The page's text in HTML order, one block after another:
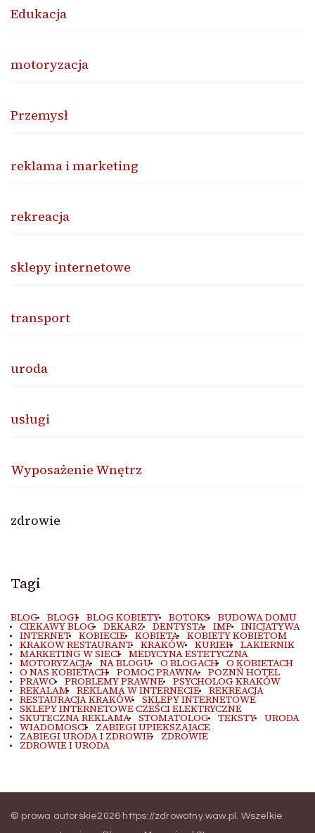
Edukacja
motoryzacja
Przemysł
reklama i marketing
rekreacja
sklepy internetowe
transport
uroda
usługi
Wyposażenie Wnętrz
zdrowie
Tagi
BLOG BLOGI BLOG KOBIETY BOTOKS BUDOWA DOMU
CIEKAWY BLOG DEKARZ DENTYSTA IMP INICJATYWA
INTERNET KOBIECIE KOBIETA KOBIETY KOBIETOM
KRAKOW RESTAURANT KRAKÓW KURIER LAKIERNIK
MARKETING W SIECI MEDYCYNA ESTETYCZNA
MOTORYZACJA NA BLOGU O BLOGACH O KOBIETACH
O NAS KOBIETACH POMOC PRAWNA POZNŃ HOTEL
PRAWO PROBLEMY PRAWNE PSYCHOLOG KRAKÓW
REKALAM REKLAMA W INTERNECIE REKREACJA
RESTAURACJA KRAKÓW SKLEPY INTERNETOWE
SKLEPY INTERNETOWE CZEŚCI ELEKTRYCZNE
SKUTECZNA REKLAMA STOMATOLOG TEKSTY URODA
WIADOMOSCI ZABIEGI UPIEKSZAJACE
ZABIEGI URODA I ZDROWIE ZDROWIE
ZDROWIE I URODA
© prawa autorskie2026 https://zdrowotny.waw.pl . Wszelkie